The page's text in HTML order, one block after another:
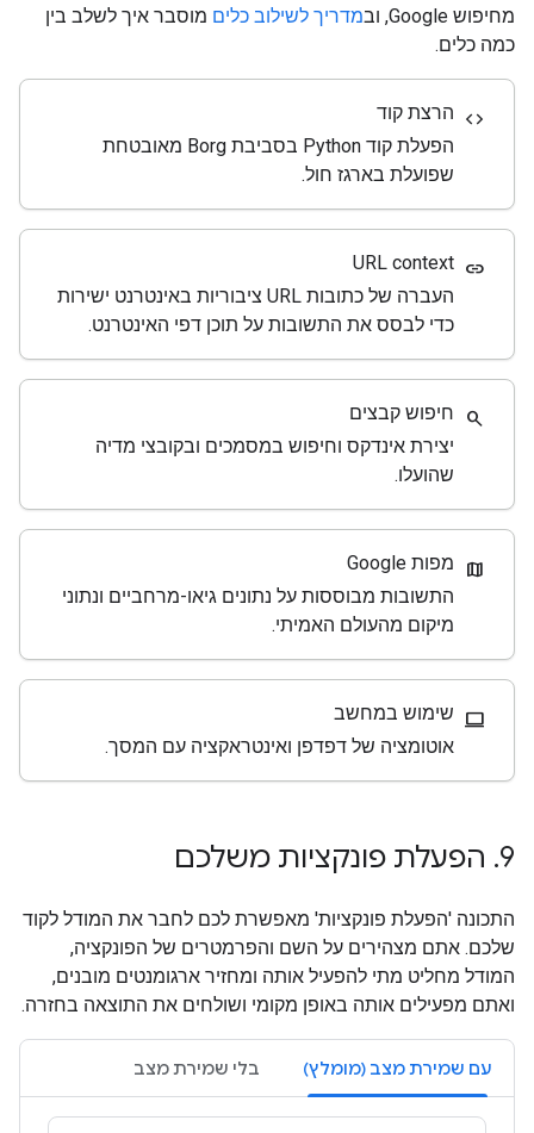
מחיפוש Google, וב
מדריך לשילוב כלים מוסבר איך לשלב בין
כמה כלים.
code הרצת קוד
הפעלת קוד Python בסביבת Borg מאובטחת
שפועלת בארגז חול.
link
URL context
העברה של כתובות URL ציבוריות באינטרנט ישירות
כדי לבסס את התשובות על תוכן דפי האינטרנט.
search
חיפוש קבצים
יצירת אינדקס וחיפוש במסמכים ובקובצי מדיה
שהועלו.
map
מפות Google
התשובות מבוססות על נתונים גיאו-מרחביים ונתוני
מיקום מהעולם האמיתי.
computer שימוש במחשב
אוטומציה של דפדפן ואינטראקציה עם המסך.
9
. הפעלת פונקציות משלכם
התכונה 'הפעלת פונקציות' מאפשרת לכם לחבר את המודל לקוד
שלכם. אתם מצהירים על השם והפרמטרים של הפונקציה,
המודל מחליט מתי להפעיל אותה ומחזיר ארגומנטים מובנים,
ואתם מפעילים אותה באופן מקומי ושולחים את התוצאה בחזרה.
עם שמירת מצב (מומלץ) בלי שמירת מצב